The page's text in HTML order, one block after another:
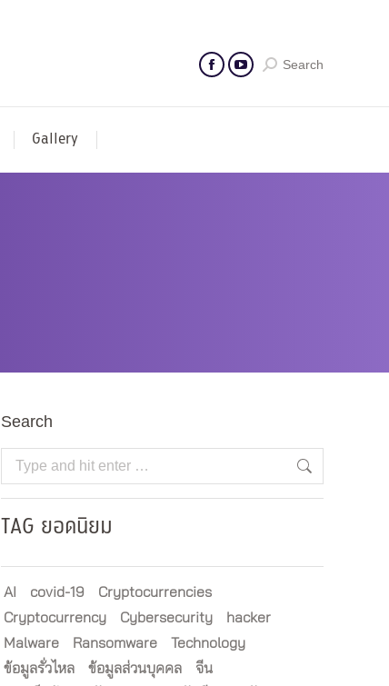
Search
Gallery
Search
Search:
TAG ยอดนิยม
AI covid-19
Cryptocurrencies
Cryptocurrency
Cybersecurity
hacker
Malware
Ransomware
Technology
ข้อมูลรั่วไหล
ข้อมูลส่วนบุคคล
จีน